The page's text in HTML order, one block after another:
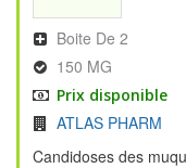
Boite De 2
150 MG
Prix disponible
ATLAS PHARM
Candidoses des